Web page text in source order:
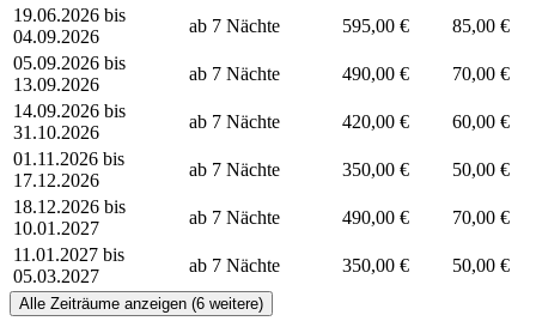
19.06.2026 bis
04.09.2026
ab 7 Nächte 595,00 €
85,00 €
05.09.2026 bis
13.09.2026
ab 7 Nächte 490,00 €
70,00 €
14.09.2026 bis
31.10.2026
ab 7 Nächte 420,00 €
60,00 €
01.11.2026 bis
17.12.2026
ab 7 Nächte 350,00 €
50,00 €
18.12.2026 bis
10.01.2027
ab 7 Nächte 490,00 €
70,00 €
11.01.2027 bis
05.03.2027
ab 7 Nächte 350,00 € 50,00 €
Alle Zeiträume anzeigen (6 weitere)